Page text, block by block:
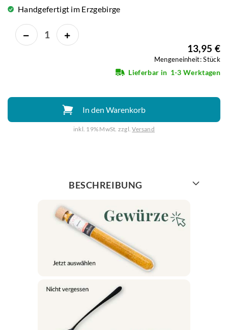
Handgefertigt im Erzgebirge
13,95 €
Mengeneinheit: Stück
Lieferbar in 1-3 Werktagen
In den Warenkorb
inkl. 19% MwSt. zzgl.Versand
Weiter mit
BESCHREIBUNG